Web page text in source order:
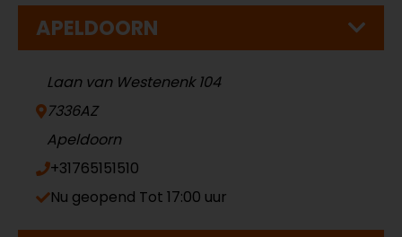
APELDOORN
Laan van Westenenk 104
7336AZ
Apeldoorn
+31765151510
Nu geopend Tot 17:00 uur